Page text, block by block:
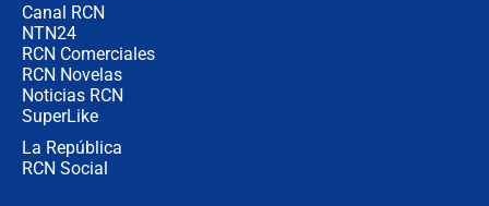
Canal RCN
NTN24
RCN Comerciales
RCN Novelas
Noticias RCN
SuperLike
La República
RCN Social